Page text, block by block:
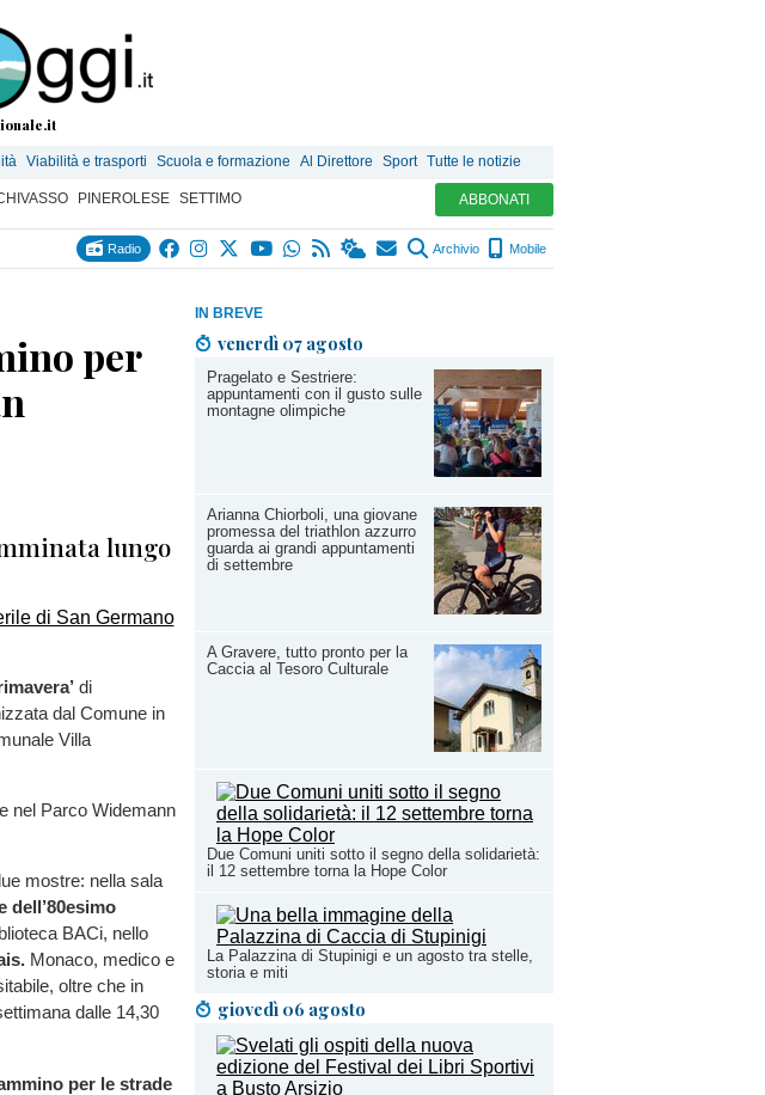
Viabilità e trasporti Scuola e formazione Al Direttore Sport Tutte le notizie
PINEROLESE SETTIMO ABBONATI
Radio Archivio Mobile
IN BREVE
venerdì 07 agosto
Pragelato e Sestriere:
appuntamenti con il gusto sulle
montagne olimpiche
Arianna Chiorboli, una giovane
promessa del triathlon azzurro
guarda ai grandi appuntamenti
di settembre
A Gravere, tutto pronto per la
Caccia al Tesoro Culturale
Due Comuni uniti sotto il segno della solidarietà:
il 12 settembre torna la Hope Color
La Palazzina di Stupinigi e un agosto tra stelle,
storia e miti
giovedì 06 agosto
per
lungo
di
dal Comune in
Villa
nel Parco Widemann
mostre: nella sala
dell’80esimo
BACi, nello
Monaco, medico e
oltre che in
dalle 14,30
per le strade